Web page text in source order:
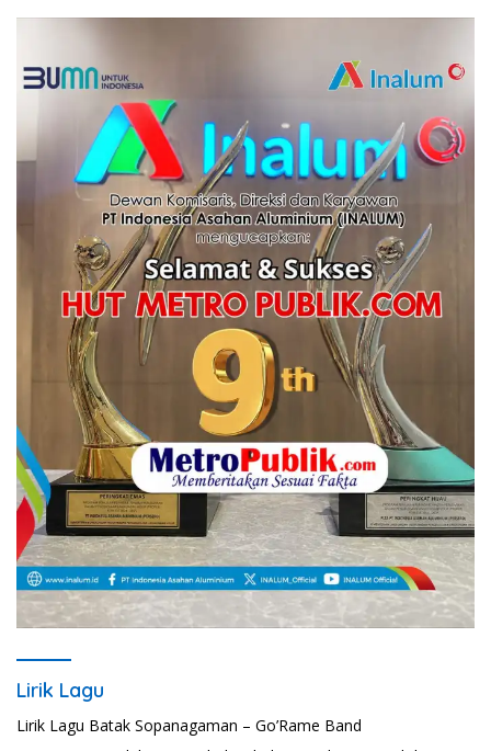
Lirik Lagu
Lirik Lagu Batak Sopanagaman – Go’Rame Band